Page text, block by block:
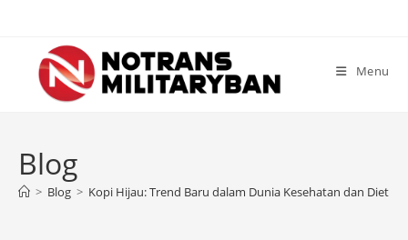
content
Menu
Blog
> Blog > Kopi Hijau: Trend Baru dalam Dunia Kesehatan dan Diet